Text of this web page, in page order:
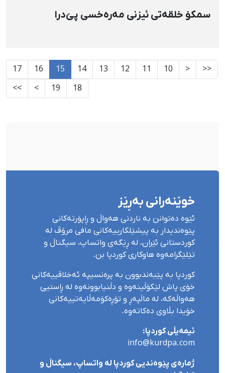
سمکۆ خلقەتی ئیزنی مەرەخسی پێ‌درا
<<
<
10
11
12
13
14
15
16
17
18
19
>
>>
خوێنەرانی بەڕێز
ئێوە دەتوانن بە ناردنی هەواڵ و ڕاپۆرتەکانی
پێوەندیدار بە پیشێلکارییەکانی مافی مرۆڤ لە
کوردستانی ئێران، لە ڕێگەی واتساپ، سیگناڵ و
تێلێگرامەوە هاوکاری کوردپا بن.
کوردپا بە پێبەندبوون بە پرەنسیپە ئەخلاقییەکانی
خۆی پاش لێکۆڵینەوە و دڵنیابوونەوە لە ڕاستیی
هەواڵەکە، لە ماڵپەڕ و تۆڕەکۆمەڵایەتییەکانی
خۆیدا بڵاوی دەکاتەوە.
ئیمەیڵی کوردپا:
info@kurdpa.com
ژمارەی پێوەندیی کوردپا لە واتساپ، سیگناڵ و